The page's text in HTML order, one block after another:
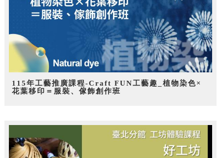
115年工藝推廣課程-Craft FUN工藝趣_植物染色×
花葉移印＝服裝、傢飾創作班